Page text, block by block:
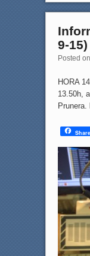
9-15)
Posted on
HORA
13.50h,
Prunera.
Share